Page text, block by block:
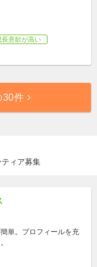
長意欲が高い
30件
ィア募集
単。プロフィールを充